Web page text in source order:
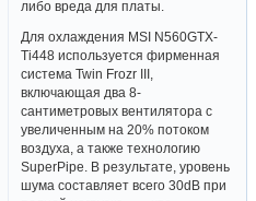
либо вреда для платы.
Для охлаждения MSI N560GTX-
Ti448 используется фирменная
система Twin Frozr III,
включающая два 8-
сантиметровых вентилятора с
увеличенным на 20% потоком
воздуха, а также технологию
SuperPipe. В результате, уровень
шума составляет всего 30dB при